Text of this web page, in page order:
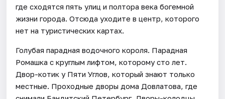
где сходятся пять улиц и полтора века богемной
жизни города. Отсюда уходите в центр, которого
нет на туристических картах.
Голубая парадная водочного короля. Парадная
Ромашка с круглым лифтом, которому сто лет.
Двор-котик у Пяти Углов, который знают только
местные. Проходные дворы дома Довлатова, где